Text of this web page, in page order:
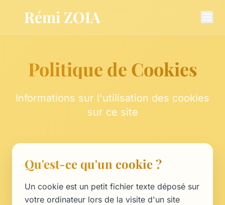
Rémi ZOIA
Politique de Cookies
Informations sur l'utilisation des cookies
sur ce site
Qu'est-ce qu'un cookie ?
Un cookie est un petit fichier texte déposé sur
votre ordinateur lors de la visite d'un site